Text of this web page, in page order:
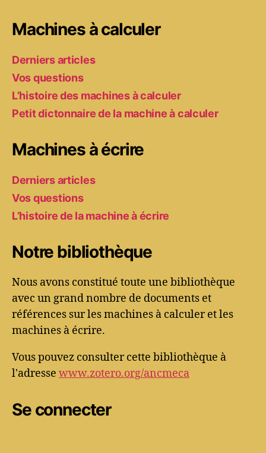
Machines à calculer
Derniers articles
Vos questions
L’histoire des machines à calculer
Petit dictonnaire de la machine à calculer
Machines à écrire
Derniers articles
Vos questions
L’histoire de la machine à écrire
Notre bibliothèque
Nous avons constitué toute une bibliothèque
avec un grand nombre de documents et
références sur les machines à calculer et les
machines à écrire.
Vous pouvez consulter cette bibliothèque à
l'adresse www.zotero.org/ancmeca
Se connecter